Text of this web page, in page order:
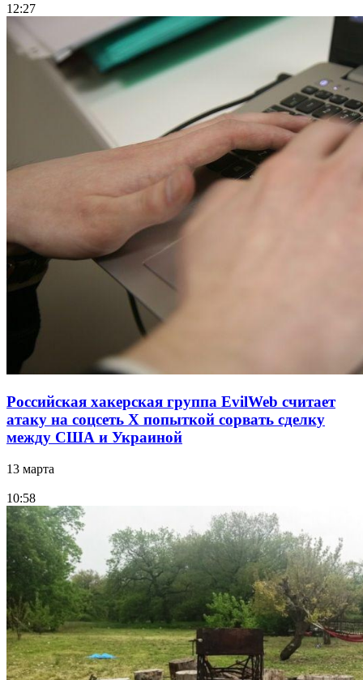
12:27
Российская хакерская группа EvilWeb считает
атаку на соцсеть Х попыткой сорвать сделку
между США и Украиной
13 марта
10:58